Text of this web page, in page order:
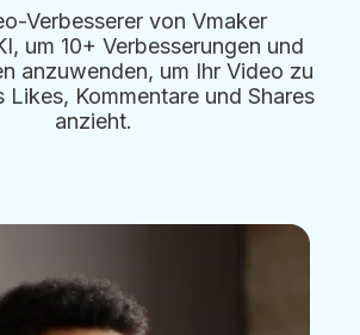
Verbesserer von Vmaker
um 10+ Verbesserungen und
anzuwenden, um Ihr Video zu
Likes, Kommentare und Shares
anzieht.